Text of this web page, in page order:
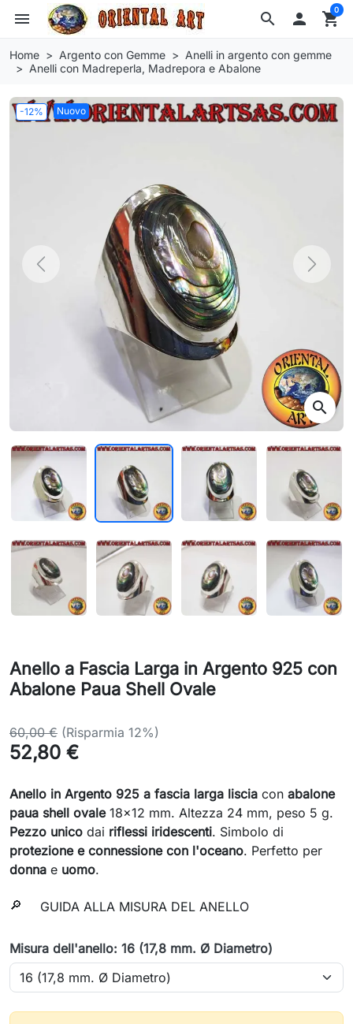
search
menu  shopping_cart
0
Home Argento con Gemme
Anelli in argento con gemme
Anelli con Madreperla, Madrepora e Abalone
-12% Nuovo
Previous Next
search
Anello a Fascia Larga in Argento 925 con
Abalone Paua Shell Ovale
60,00 € (Risparmia 12%)
52,80 €
Anello in Argento 925 a fascia larga liscia con abalone
paua shell ovale18x12 mm. Altezza 24 mm, peso 5 g.
Pezzo unico dai riflessi iridescenti. Simbolo di
protezione e connessione con l'oceano. Perfetto per
donna e uomo.
🔎 GUIDA ALLA MISURA DEL ANELLO
Misura dell'anello: 16 (17,8 mm. Ø Diametro)